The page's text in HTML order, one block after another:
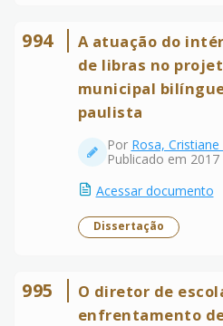
994
A atuação do
de libras no
municipal
paulista
Por Rosa,
Publicado em 2017
Acessar documento
Dissertação
995
O diretor de
enfrentamento